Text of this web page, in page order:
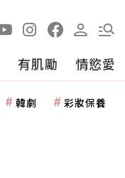
有肌勵 情慾愛
韓劇 彩妝保養